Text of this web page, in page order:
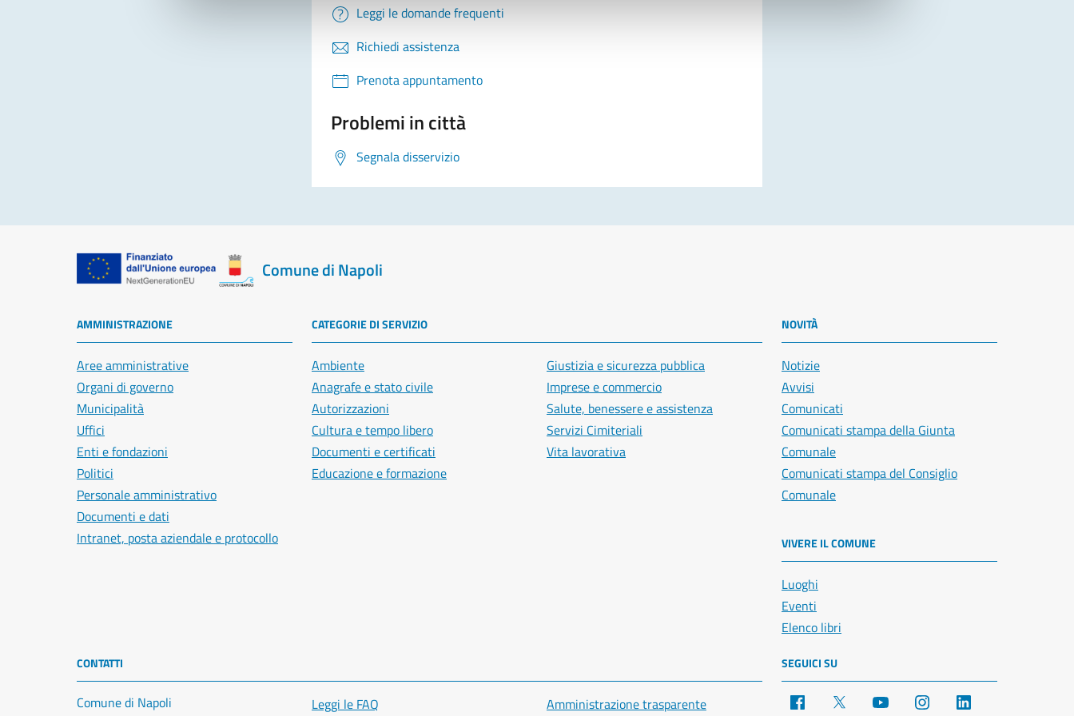
Leggi le domande frequenti
Richiedi assistenza
Prenota appuntamento
Problemi in città
Segnala disservizio
Comune di Napoli
AMMINISTRAZIONE
Aree amministrative
Organi di governo
Municipalità
Uffici
Enti e fondazioni
Politici
Personale amministrativo
Documenti e dati
Intranet, posta aziendale e protocollo
CATEGORIE DI SERVIZIO
Ambiente
Anagrafe e stato civile
Autorizzazioni
Cultura e tempo libero
Documenti e certificati
Educazione e formazione
Giustizia e sicurezza pubblica
Imprese e commercio
Salute, benessere e assistenza
Servizi Cimiteriali
Vita lavorativa
NOVITÀ
Notizie
Avvisi
Comunicati
Comunicati stampa della Giunta
Comunale
Comunicati stampa del Consiglio
Comunale
VIVERE IL COMUNE
Luoghi
Eventi
Elenco libri
CONTATTI
Comune di Napoli
Leggi le FAQ Amministrazione trasparente
SEGUICI SU
Facebook YouTube Instagram